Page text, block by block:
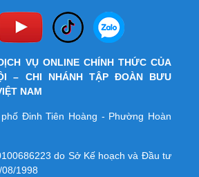
VỤ ONLINE CHÍNH THỨC CỦA
– CHI NHÁNH TẬP ĐOÀN BƯU
NAM
Đinh Tiên Hoàng - Phường Hoàn
do Sở Kế hoạch và Đầu tư
1998